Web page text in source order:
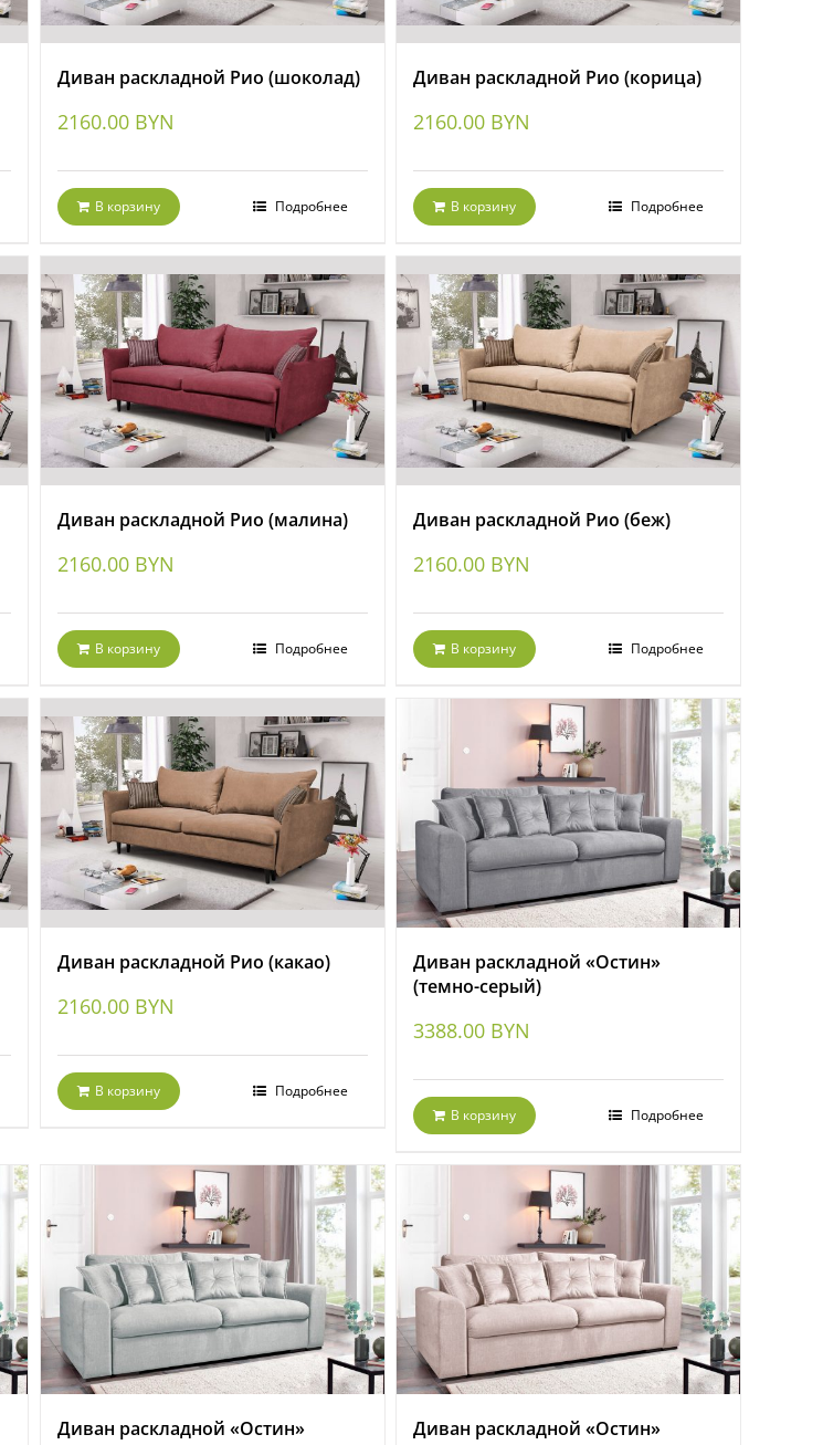
Диван раскладной Рио (шоколад)
2160.00 BYN
В корзину Подробнее
Диван раскладной Рио (корица)
2160.00 BYN
В корзину Подробнее
Диван раскладной Рио (малина)
2160.00 BYN
В корзину Подробнее
Диван раскладной Рио (беж)
2160.00 BYN
В корзину Подробнее
Диван раскладной Рио (какао)
2160.00 BYN
В корзину Подробнее
Диван раскладной «Остин»
(темно-серый)
3388.00 BYN
В корзину Подробнее
Диван раскладной «Остин»
Диван раскладной «Остин»